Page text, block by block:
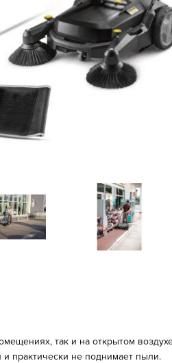
так и на открытом
практически не поднимает пыли.